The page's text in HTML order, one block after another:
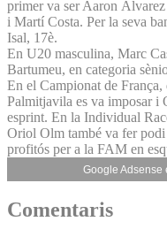
primer va ser Aaron
i Martí Costa. Per la seva
Isal, 17è.
En U20 masculina, Marc
Bartumeu, en categoria
En el Campionat de
Palmitjavila es va imposar i
esprint. En la Individual
Oriol Olm també va fer podi
profitós per a la FAM en
Google Adsense
Comentaris